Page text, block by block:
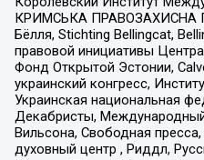
КРИМСЬКА ПРАВОЗАХИСНА
Бёлля, Stichting Bellingcat,
правовой инициативы
Фонд Открытой Эстонии,
украинский конгресс,
Украинская национальная
Декабристы,
Вильсона, Свободная
духовный центр , Риддл,